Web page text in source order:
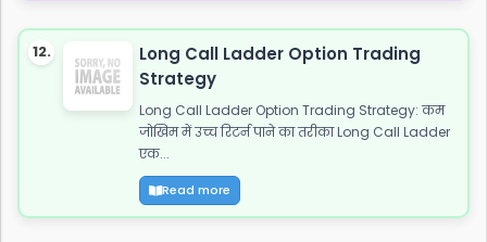
12.
Long Call Ladder Option Trading
Strategy
Long Call Ladder Option Trading Strategy: कम
जोखिम में उच्च रिटर्न पाने का तरीका Long Call Ladder
एक...
Read more